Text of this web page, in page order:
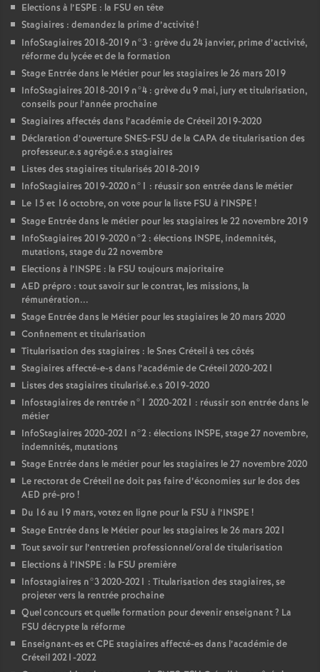
Elections à l’ESPE : la FSU en tête
Stagiaires : demandez la prime d’activité!
InfoStagiaires 2018-2019 n°3 : grève du 24 janvier, prime d’activité,
réforme du lycée et de la formation
Stage Entrée dans le Métier pour les stagiaires le 26 mars 2019
InfoStagiaires 2018-2019 n°4 : grève du 9 mai, jury et titularisation,
conseils pour l’année prochaine
Stagiaires affectés dans l’académie de Créteil 2019-2020
Déclaration d’ouvertureSNES-FSU de la CAPAde titularisation des
professeur.e.s agrégé.e.s stagiaires
Listes des stagiaires titularisés 2018-2019
InfoStagiaires 2019-2020 n°1 : réussir son entrée dans le métier
Le 15 et 16 octobre, on vote pour la liste FSU à l’INSPE !
Stage Entrée dans le métier pour les stagiaires le 22 novembre 2019
InfoStagiaires 2019-2020 n°2 : élections INSPE, indemnités,
mutations, stage du 22 novembre
Elections à l’INSPE : la FSU toujours majoritaire
AED prépro : tout savoir sur le contrat, les missions, la
rémunération...
Stage Entrée dans le Métier pour les stagiaires le 20 mars 2020
Confinement et titularisation
Titularisation des stagiaires : le Snes Créteil à tes côtés
Stagiaires affecté-e-s dans l’académie de Créteil 2020-2021
Listes des stagiaires titularisé.e.s 2019-2020
Infostagiaires de rentrée n°1 2020-2021 : réussir son entrée dans le
métier
InfoStagiaires 2020-2021 n°2 : élections INSPE, stage 27 novembre,
indemnités, mutations
Stage Entrée dans le métier pour les stagiaires le 27 novembre 2020
Le rectorat de Créteil ne doit pas faire d’économies sur le dos des
AED pré-pro !
Du 16 au 19 mars, votez en ligne pour la FSU à l’INSPE !
Stage Entrée dans le Métier pour les stagiaires le 26 mars 2021
Tout savoir sur l’entretien professionnel/oral de titularisation
Elections à l’INSPE : la FSU première
Infostagiaires n°3 2020-2021 : Titularisation des stagiaires, se
projeter vers la rentrée prochaine
Quel concours et quelle formation pour devenir enseignant? La
FSU décrypte la réforme
Enseignant-es etCPE stagiaires affecté-es dans l’académie de
Créteil 2021-2022